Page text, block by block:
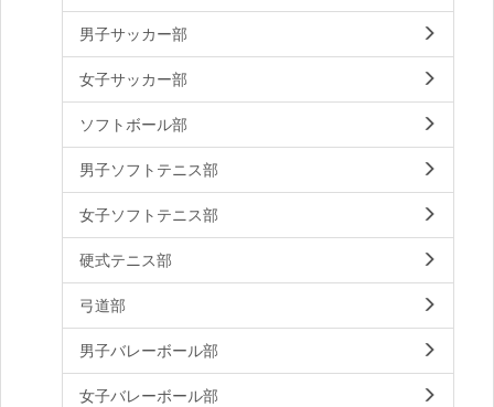
男子サッカー部
女子サッカー部
ソフトボール部
男子ソフトテニス部
女子ソフトテニス部
硬式テニス部
弓道部
男子バレーボール部
女子バレーボール部